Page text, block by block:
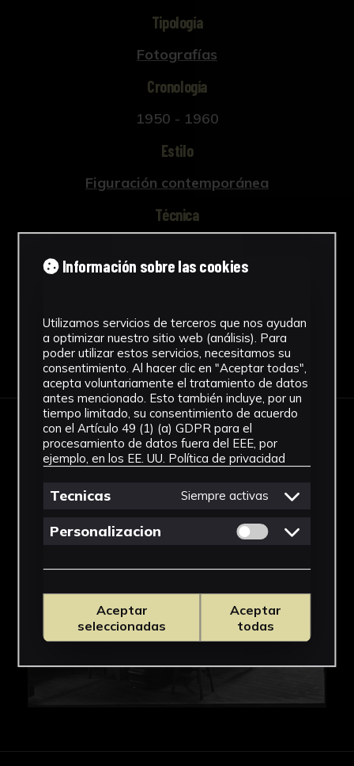
Tipología
Fotografías
Cronología
1950 - 1960
Estilo
Figuración contemporánea
Técnica
Ver más
Descargar Ficha
IMÁGENES
Información sobre las cookies
Utilizamos servicios de terceros que nos ayudan
a optimizar nuestro sitio web (análisis). Para
poder utilizar estos servicios, necesitamos su
consentimiento. Al hacer clic en "Aceptar todas",
acepta voluntariamente el tratamiento de datos
antes mencionado. Esto también incluye, por un
tiempo limitado, su consentimiento de acuerdo
con el Artículo 49 (1) (a) GDPR para el
procesamiento de datos fuera del EEE, por
ejemplo, en los EE. UU. Política de privacidad
Tecnicas Siempre activas
Personalizacion Permitir cookies
Aceptar
seleccionadas
Aceptar
todas